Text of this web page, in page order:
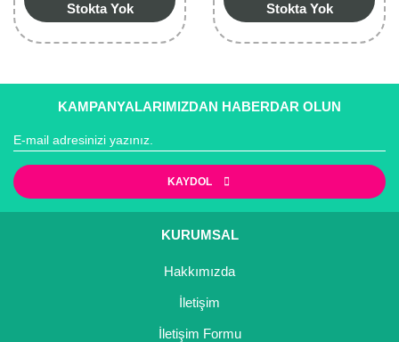
Stokta Yok
Stokta Yok
KAMPANYALARIMIZDAN HABERDAR OLUN
KAYDOL
KURUMSAL
Hakkımızda
İletişim
İletişim Formu